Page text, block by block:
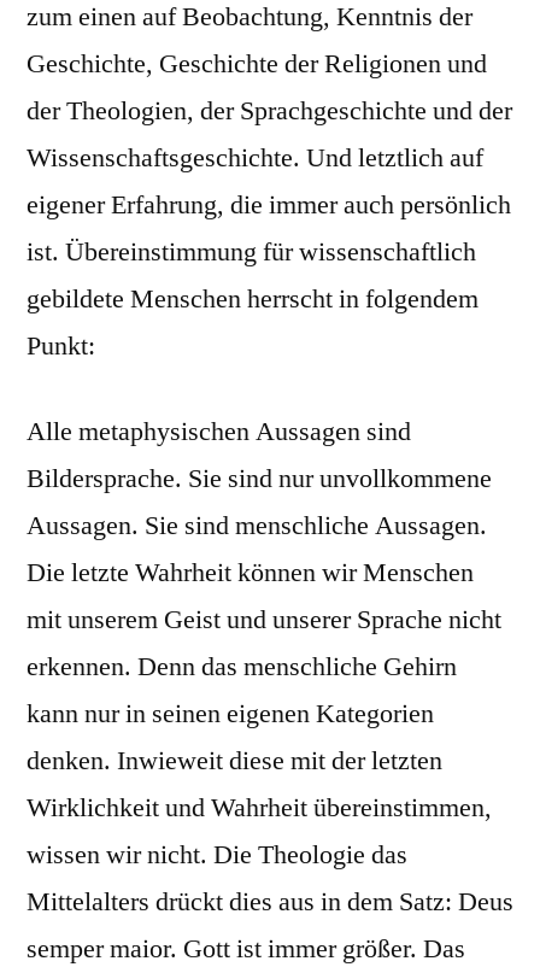
zum einen auf Beobachtung, Kenntnis der
Geschichte, Geschichte der Religionen und
der Theologien, der Sprachgeschichte und der
Wissenschaftsgeschichte. Und letztlich auf
eigener Erfahrung, die immer auch persönlich
ist. Übereinstimmung für wissenschaftlich
gebildete Menschen herrscht in folgendem
Punkt:
Alle metaphysischen Aussagen sind
Bildersprache. Sie sind nur unvollkommene
Aussagen. Sie sind menschliche Aussagen.
Die letzte Wahrheit können wir Menschen
mit unserem Geist und unserer Sprache nicht
erkennen. Denn das menschliche Gehirn
kann nur in seinen eigenen Kategorien
denken. Inwieweit diese mit der letzten
Wirklichkeit und Wahrheit übereinstimmen,
wissen wir nicht. Die Theologie das
Mittelalters drückt dies aus in dem Satz: Deus
semper maior. Gott ist immer größer. Das